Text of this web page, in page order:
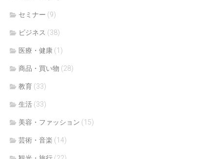
セミナー (9)
ビジネス (38)
医療・健康 (1)
商品・買い物 (28)
教育 (33)
生活 (33)
美容・ファッション (15)
芸術・音楽 (14)